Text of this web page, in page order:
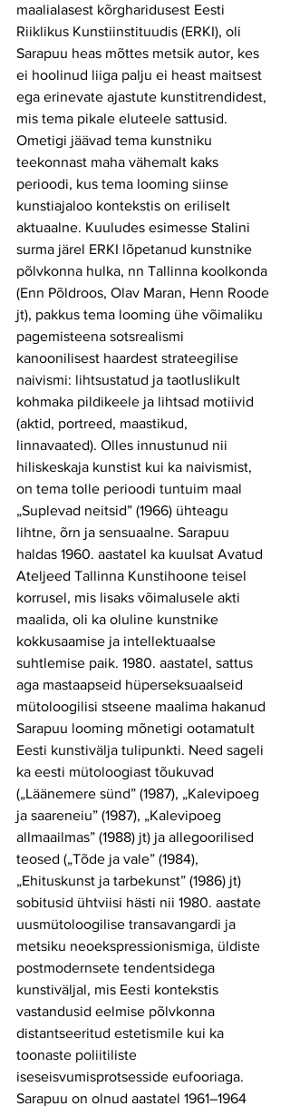
maalialasest kõrgharidusest Eesti
Riiklikus Kunstiinstituudis (ERKI), oli
Sarapuu heas mõttes metsik autor, kes
ei hoolinud liiga palju ei heast maitsest
ega erinevate ajastute kunstitrendidest,
mis tema pikale eluteele sattusid.
Ometigi jäävad tema kunstniku
teekonnast maha vähemalt kaks
perioodi, kus tema looming siinse
kunstiajaloo kontekstis on eriliselt
aktuaalne. Kuuludes esimesse Stalini
surma järel ERKI lõpetanud kunstnike
põlvkonna hulka, nn Tallinna koolkonda
(Enn Põldroos, Olav Maran, Henn Roode
jt), pakkus tema looming ühe võimaliku
pagemisteena sotsrealismi
kanoonilisest haardest strateegilise
naivismi: lihtsustatud ja taotluslikult
kohmaka pildikeele ja lihtsad motiivid
(aktid, portreed, maastikud,
linnavaated). Olles innustunud nii
hiliskeskaja kunstist kui ka naivismist,
on tema tolle perioodi tuntuim maal
„Suplevad neitsid” (1966) ühteagu
lihtne, õrn ja sensuaalne. Sarapuu
haldas 1960. aastatel ka kuulsat Avatud
Ateljeed Tallinna Kunstihoone teisel
korrusel, mis lisaks võimalusele akti
maalida, oli ka oluline kunstnike
kokkusaamise ja intellektuaalse
suhtlemise paik. 1980. aastatel, sattus
aga mastaapseid hüperseksuaalseid
mütoloogilisi stseene maalima hakanud
Sarapuu looming mõnetigi ootamatult
Eesti kunstivälja tulipunkti. Need sageli
ka eesti mütoloogiast tõukuvad
(„Läänemere sünd” (1987), „Kalevipoeg
ja saareneiu” (1987), „Kalevipoeg
allmaailmas” (1988) jt) ja allegoorilised
teosed („Tõde ja vale” (1984),
„Ehituskunst ja tarbekunst” (1986) jt)
sobitusid ühtviisi hästi nii 1980. aastate
uusmütoloogilise transavangardi ja
metsiku neoekspressionismiga, üldiste
postmodernsete tendentsidega
kunstiväljal, mis Eesti kontekstis
vastandusid eelmise põlvkonna
distantseeritud estetismile kui ka
toonaste poliitiliste
iseseisvumisprotsesside eufooriaga.
Sarapuu on olnud aastatel 1961–1964